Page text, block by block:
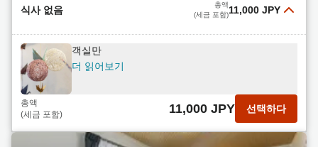
식사 없음
총액
(세금 포함)11,000 JPY
객실만
더 읽어보기
총액
(세금 포함)
11,000 JPY 선택하다